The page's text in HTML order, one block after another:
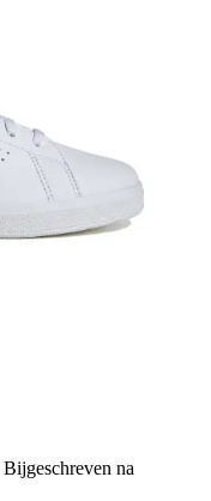
Bijgeschreven na